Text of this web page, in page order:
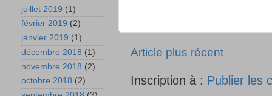
Article plus récent
Inscription à : Publier les
juillet 2019 (1)
février 2019 (2)
janvier 2019 (1)
décembre 2018 (1)
novembre 2018 (2)
octobre 2018 (2)